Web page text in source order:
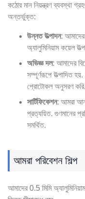
কঠোর মান নিয়ন্ত্রণ ব্যবস্থা
অন্তর্ভুক্ত:
উন্নত উত্পাদন: আমাদের
অ্যালুমিনিয়াম কয়েল
অভিজ্ঞ দল: আমাদের
সম্পূর্ণরূপে উত্পাদিত
প্রোটোকল অনুসরণ করি.
সার্টিফিকেশন: আমরা
প্রত্যয়িত. গুণমানের
সমর্থিত.
আমরা পরিবেশন শিল্প
আমাদের 0.5 মিমি